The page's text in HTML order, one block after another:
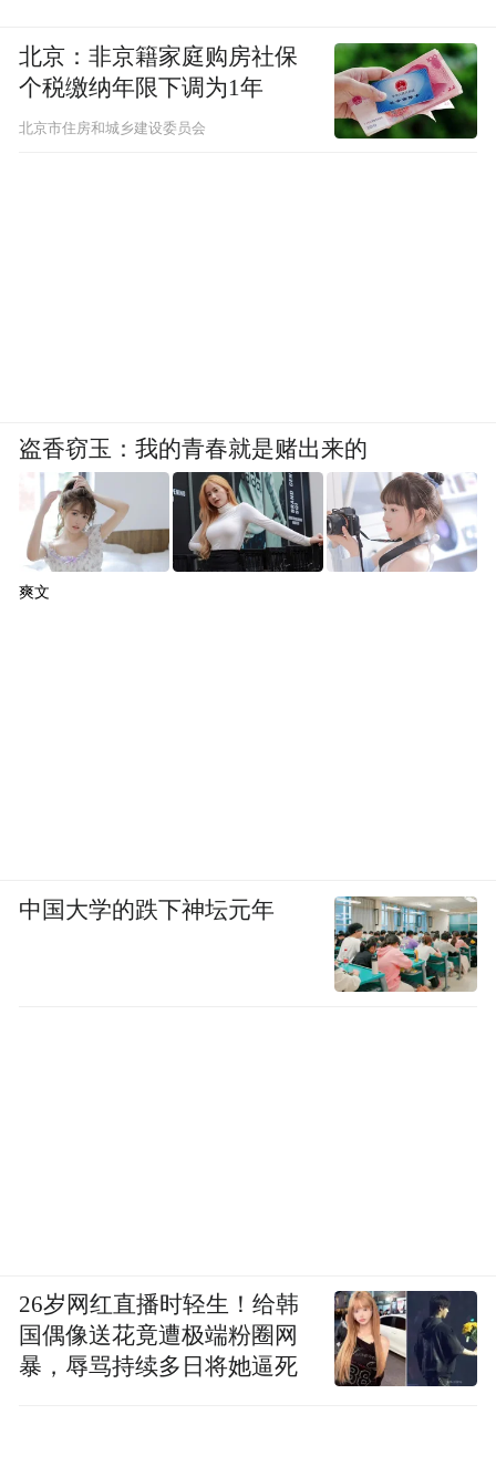
北京：非京籍家庭购房社保
个税缴纳年限下调为1年
北京市住房和城乡建设委员会
盗香窃玉：我的青春就是赌出来的
爽文
中国大学的跌下神坛元年
26岁网红直播时轻生！给韩
国偶像送花竟遭极端粉圈网
暴，辱骂持续多日将她逼死